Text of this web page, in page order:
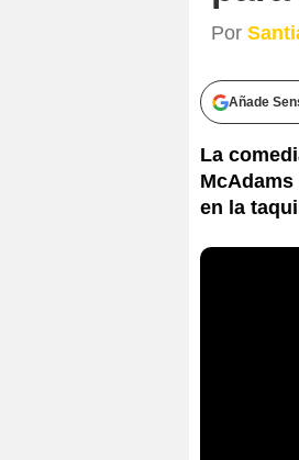
Por
Añade
La
en la